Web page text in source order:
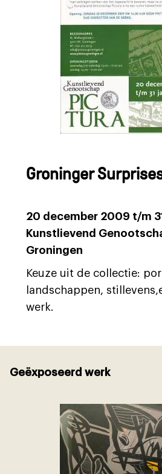
Groninger
20 december 2009 t/m
Kunstlievend
Groningen
Keuze uit de collectie:
landschappen,
werk.
Geëxposeerd werk